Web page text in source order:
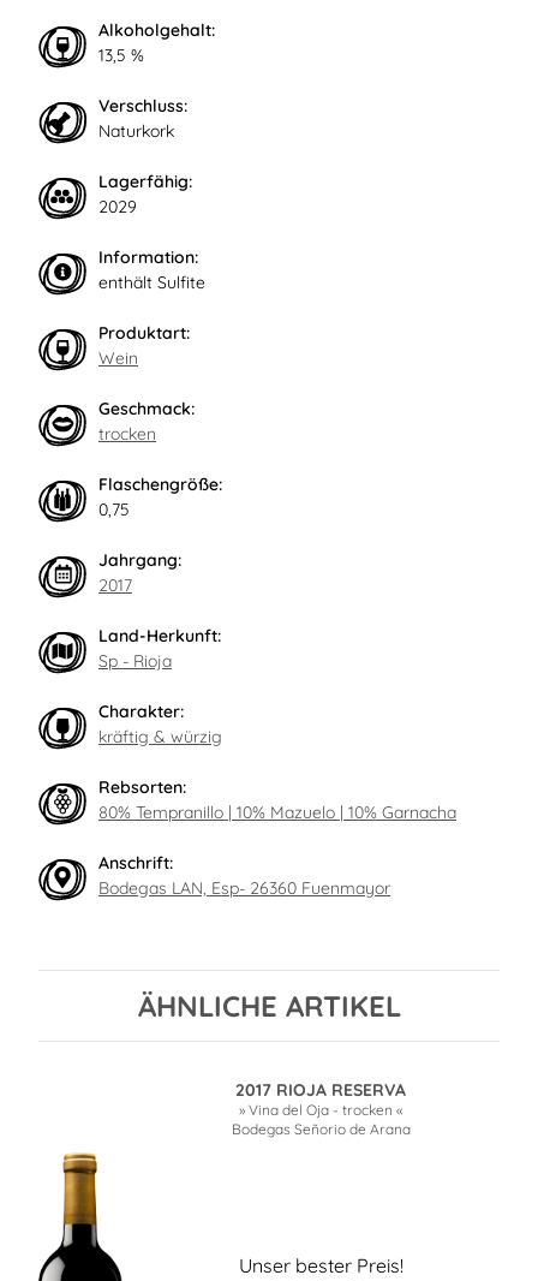
Alkoholgehalt:
13,5 %
Verschluss:
Naturkork
Lagerfähig:
2029
Information:
enthält Sulfite
Produktart:
Wein
Geschmack:
trocken
Flaschengröße:
0,75
Jahrgang:
2017
Land-Herkunft:
Sp - Rioja
Charakter:
kräftig & würzig
Rebsorten:
80% Tempranillo | 10% Mazuelo | 10% Garnacha
Anschrift:
Bodegas LAN, Esp- 26360 Fuenmayor
ÄHNLICHE ARTIKEL
2017 RIOJA RESERVA
» Vina del Oja - trocken «
Bodegas Señorio de Arana
Unser bester Preis!